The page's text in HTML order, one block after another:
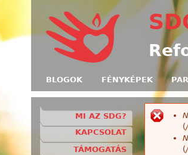
BLOGOK FÉNYKÉPEK
(
(
MI AZ SDG?
KAPCSOLAT
TÁMOGATÁS